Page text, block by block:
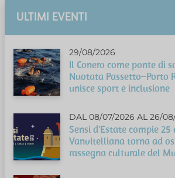
ULTIMI EVENTI
29/08/2026
Il Conero come ponte di
Nuotata Passetto–Porto
unisce sport e inclusione
DAL 08/07/2026 AL 26/
Sensi d'Estate compie
Vanvitelliana torna ad
rassegna culturale del